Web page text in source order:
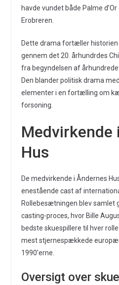
havde vundet både Palme
Erobreren.
Dette drama fortæller
gennem det 20. århundrdes
fra begyndelsen af
Den blander politisk drama
elementer i en fortælling om
forsoning.
Medvirkende
Hus
De medvirkende i Åndernes
enestående cast af
Rollebesætningen blev samlet
casting-proces, hvor Bille
bedste skuespillere til hver
mest stjernespækkede
1990’erne.
Oversigt over